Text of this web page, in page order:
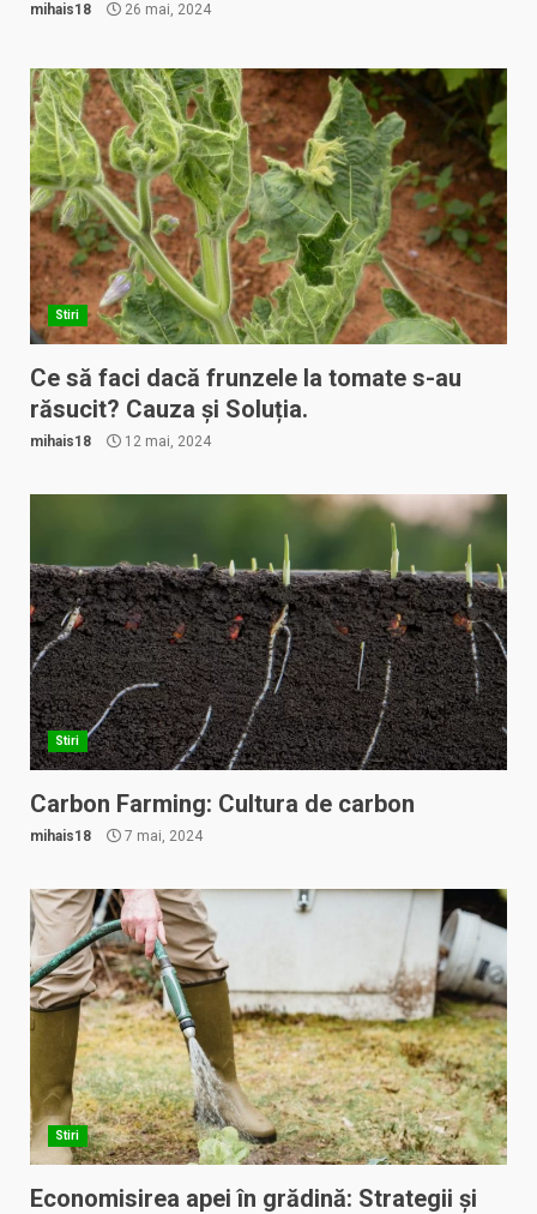
mihais18 26 mai, 2024
Stiri
Ce să faci dacă frunzele la tomate s-au
răsucit? Cauza și Soluția.
mihais18 12 mai, 2024
Stiri
Carbon Farming: Cultura de carbon
mihais18 7 mai, 2024
Stiri
Economisirea apei în grădină: Strategii și